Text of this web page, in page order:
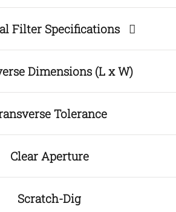
Filter Specifications
Dimensions (L x W)
Tolerance
Clear Aperture
Scratch-Dig